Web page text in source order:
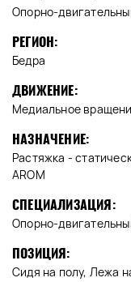
Опорно-
РЕГИОН:
Бедра
ДВИЖЕНИЕ:
Медиальное
НАЗНАЧЕНИЕ:
Растяжка -
AROM
СПЕЦИАЛИЗАЦИЯ:
Опорно-
ПОЗИЦИЯ:
Сидя на полу, Лежа